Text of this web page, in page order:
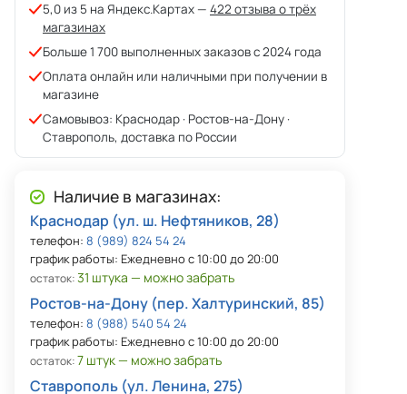
5,0 из 5 на Яндекс.Картах — 422 отзыва о трёх
магазинах
Больше 1 700 выполненных заказов с 2024 года
Оплата онлайн или наличными при получении в
магазине
Самовывоз: Краснодар · Ростов-на-Дону ·
Ставрополь, доставка по России
Наличие в магазинах:
Краснодар (ул. ш. Нефтяников, 28)
телефон: 8 (989) 824 54 24
график работы: Ежедневно с 10:00 до 20:00
остаток:31 штука — можно забрать
Ростов-на-Дону (пер. Халтуринский, 85)
телефон: 8 (988) 540 54 24
график работы: Ежедневно с 10:00 до 20:00
остаток:7 штук — можно забрать
Ставрополь (ул. Ленина, 275)